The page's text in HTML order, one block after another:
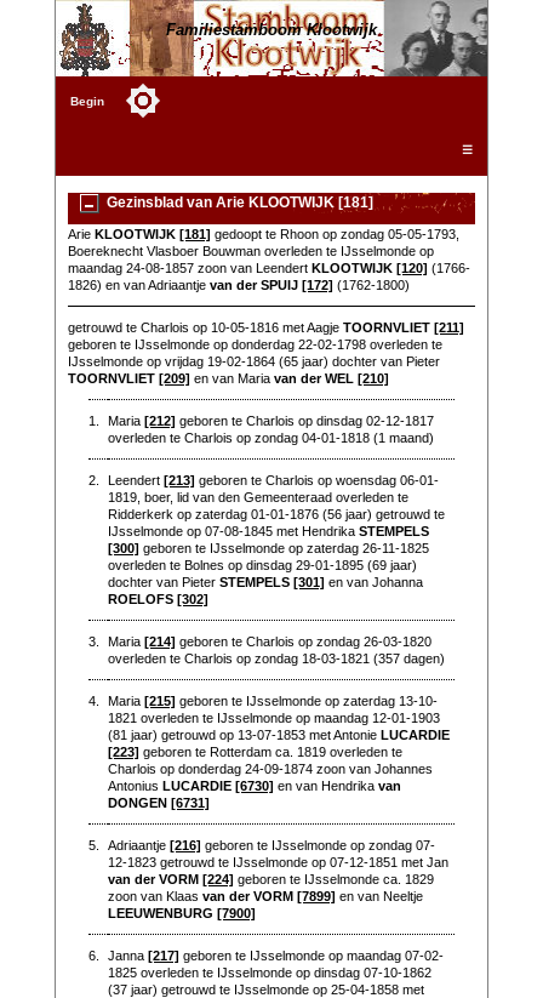
Familiestamboom Klootwijk
Begin
☰
Gezinsblad van Arie KLOOTWIJK [181]
Arie KLOOTWIJK [181] gedoopt te Rhoon op zondag 05-05-1793,
Boereknecht Vlasboer Bouwman overleden te IJsselmonde op
maandag 24-08-1857 zoon van Leendert KLOOTWIJK [120] (1766-
1826) en van Adriaantje van der SPUIJ [172] (1762-1800)
getrouwd te Charlois op 10-05-1816 met Aagje TOORNVLIET [211]
geboren te IJsselmonde op donderdag 22-02-1798 overleden te
IJsselmonde op vrijdag 19-02-1864 (65 jaar) dochter van Pieter
TOORNVLIET [209] en van Maria van der WEL [210]
1. Maria[212] geboren te Charlois op dinsdag 02-12-1817
overleden te Charlois op zondag 04-01-1818 (1 maand)
2. Leendert[213] geboren te Charlois op woensdag 06-01-
1819, boer, lid van den Gemeenteraad overleden te
Ridderkerk op zaterdag 01-01-1876 (56 jaar) getrouwd te
IJsselmonde op 07-08-1845 met HendrikaSTEMPELS
[300] geboren te IJsselmonde op zaterdag 26-11-1825
overleden te Bolnes op dinsdag 29-01-1895 (69 jaar)
dochter van PieterSTEMPELS [301] en van Johanna
ROELOFS [302]
3. Maria[214] geboren te Charlois op zondag 26-03-1820
overleden te Charlois op zondag 18-03-1821 (357 dagen)
4. Maria[215] geboren te IJsselmonde op zaterdag 13-10-
1821 overleden te IJsselmonde op maandag 12-01-1903
(81 jaar) getrouwd op 13-07-1853 met AntonieLUCARDIE
[223] geboren te Rotterdam ca. 1819 overleden te
Charlois op donderdag 24-09-1874 zoon van Johannes
AntoniusLUCARDIE [6730] en van Hendrikavan
DONGEN [6731]
5. Adriaantje[216] geboren te IJsselmonde op zondag 07-
12-1823 getrouwd te IJsselmonde op 07-12-1851 met Jan
van der VORM [224] geboren te IJsselmonde ca. 1829
zoon van Klaasvan der VORM [7899] en van Neeltje
LEEUWENBURG [7900]
6. Janna[217] geboren te IJsselmonde op maandag 07-02-
1825 overleden te IJsselmonde op dinsdag 07-10-1862
(37 jaar) getrouwd te IJsselmonde op 25-04-1858 met